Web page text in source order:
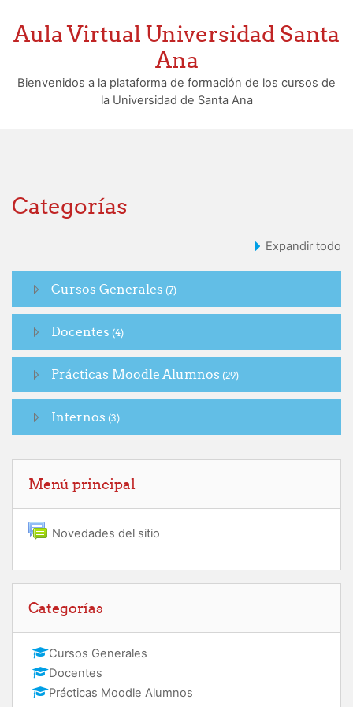
Aula Virtual Universidad Santa
Ana
Bienvenidos a la plataforma de formación de los cursos de
la Universidad de Santa Ana
Categorías
Expandir todo
Cursos Generales (7)
Docentes (4)
Prácticas Moodle Alumnos (29)
Internos (3)
Menú principal
Novedades del sitio
Categorías
Cursos Generales
Docentes
Prácticas Moodle Alumnos